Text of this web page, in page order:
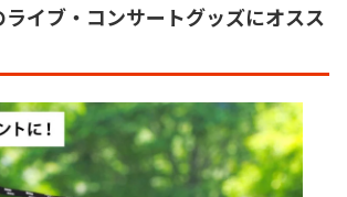
ライブ・コンサートグッズにオスス